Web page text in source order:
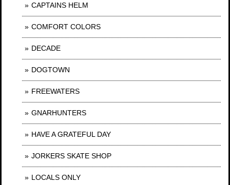
CAPTAINS HELM
COMFORT COLORS
DECADE
DOGTOWN
FREEWATERS
GNARHUNTERS
HAVE A GRATEFUL DAY
JORKERS SKATE SHOP
LOCALS ONLY